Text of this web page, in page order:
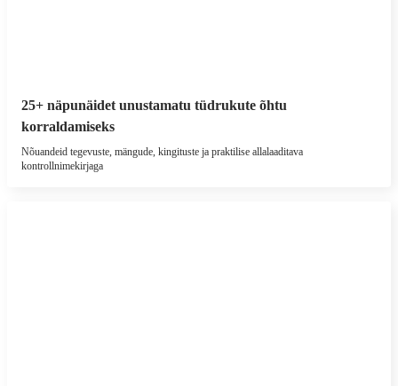
25+ näpunäidet unustamatu tüdrukute õhtu
korraldamiseks
Nõuandeid tegevuste, mängude, kingituste ja praktilise allalaaditava
kontrollnimekirjaga